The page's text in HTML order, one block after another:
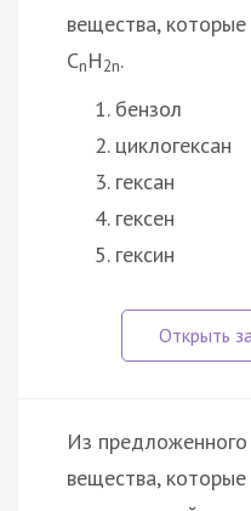
вещества,
СnH2n.
бензол
циклогексан
гексан
гексен
гексин
Из
вещества,